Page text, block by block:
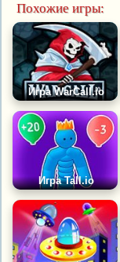
Похожие игры:
Игра WarCall.io
Игра Tall.io